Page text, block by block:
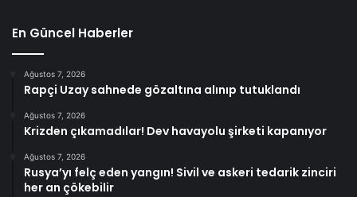
En Güncel Haberler
Ağustos 7, 2026
Rapçi Uzay sahnede gözaltına alınıp tutuklandı
Ağustos 7, 2026
Krizden çıkamadılar! Dev havayolu şirketi kapanıyor
Ağustos 7, 2026
Rusya’yı felç eden yangın! Sivil ve askeri tedarik zinciri
her an çökebilir